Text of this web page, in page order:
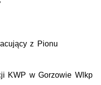
z Pionu
w Gorzowie Wlkp